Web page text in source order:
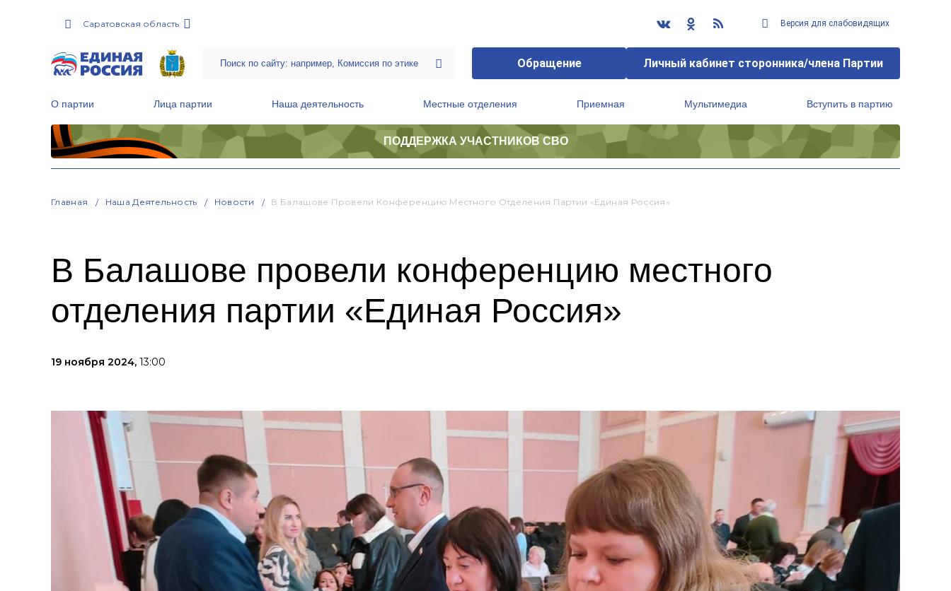
Саратовская область Версия для слабовидящих
Обращение Личный кабинет сторонника/члена Партии
О партии Лица партии Наша деятельность Местные отделения Приемная Мультимедиа Вступить в партию
ПОДДЕРЖКА УЧАСТНИКОВ СВО
Главная Наша Деятельность Новости В Балашове Провели Конференцию Местного Отделения Партии «Единая Россия»
В Балашове провели конференцию местного
отделения партии «Единая Россия»
19 ноября 2024, 13:00